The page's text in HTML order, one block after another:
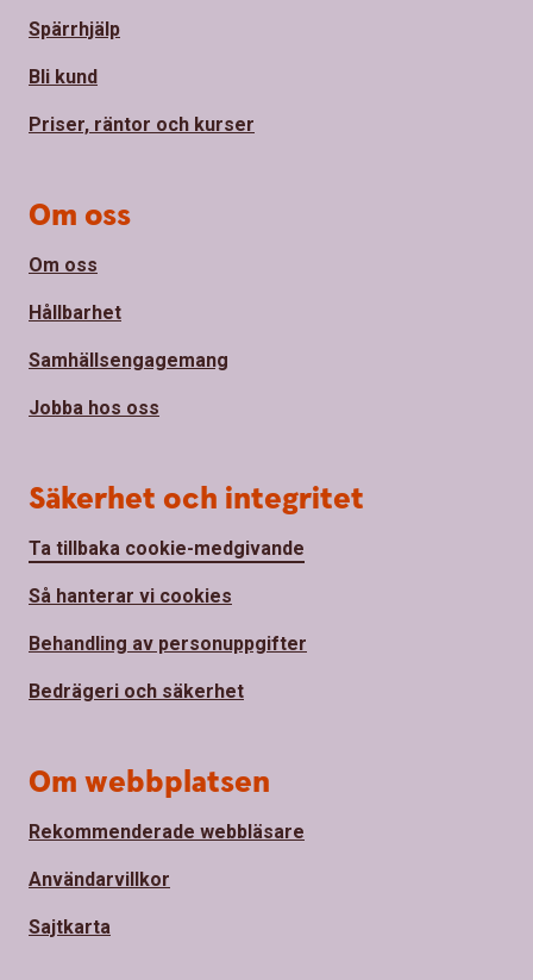
Spärrhjälp
Bli kund
Priser, räntor och kurser
Om oss
Om oss
Hållbarhet
Samhällsengagemang
Jobba hos oss
Säkerhet och integritet
Ta tillbaka cookie-medgivande
Så hanterar vi cookies
Behandling av personuppgifter
Bedrägeri och säkerhet
Om webbplatsen
Rekommenderade webbläsare
Användarvillkor
Sajtkarta